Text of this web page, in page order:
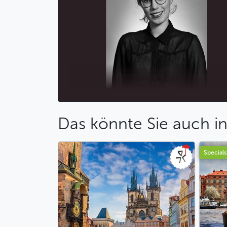
Das könnte Sie auch
Specials